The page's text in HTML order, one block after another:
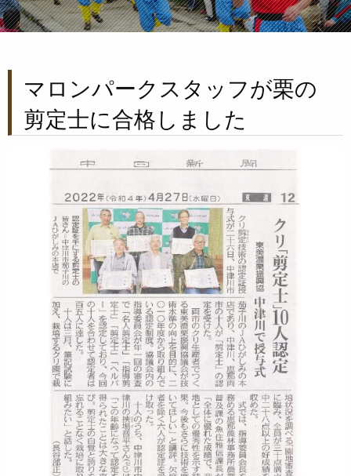
マロンパークスタッフが栗の
剪定士に合格しました